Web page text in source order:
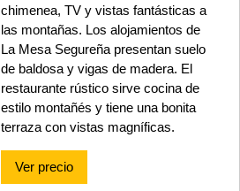
chimenea, TV y vistas fantásticas a
las montañas. Los alojamientos de
La Mesa Segureña presentan suelo
de baldosa y vigas de madera. El
restaurante rústico sirve cocina de
estilo montañés y tiene una bonita
terraza con vistas magníficas.
Ver precio